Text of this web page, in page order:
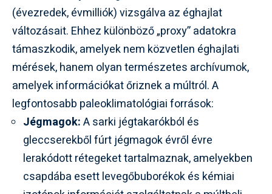
(évezredek, évmilliók) vizsgálva az éghajlat
változásait. Ehhez különböző „proxy” adatokra
támaszkodik, amelyek nem közvetlen éghajlati
mérések, hanem olyan természetes archívumok,
amelyek információkat őriznek a múltról. A
legfontosabb paleoklimatológiai források:
Jégmagok:A sarki jégtakarókból és
gleccserekből fúrt jégmagok évről évre
lerakódott rétegeket tartalmaznak, amelyekben
csapdába esett levegőbuborékok és kémiai